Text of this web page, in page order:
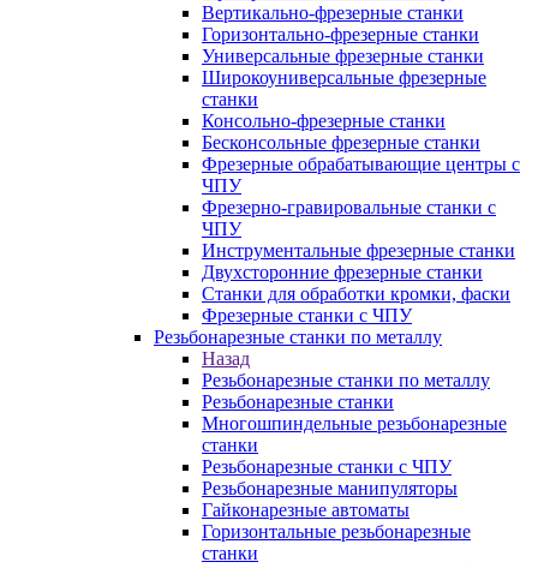
Вертикально-фрезерные станки
Горизонтально-фрезерные станки
Универсальные фрезерные станки
Широкоуниверсальные фрезерные
станки
Консольно-фрезерные станки
Бесконсольные фрезерные станки
Фрезерные обрабатывающие центры с
ЧПУ
Фрезерно-гравировальные станки с
ЧПУ
Инструментальные фрезерные станки
Двухсторонние фрезерные станки
Станки для обработки кромки, фаски
Фрезерные станки с ЧПУ
Резьбонарезные станки по металлу
Назад
Резьбонарезные станки по металлу
Резьбонарезные станки
Многошпиндельные резьбонарезные
станки
Резьбонарезные станки с ЧПУ
Резьбонарезные манипуляторы
Гайконарезные автоматы
Горизонтальные резьбонарезные
станки